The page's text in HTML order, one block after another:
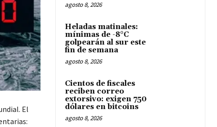
El
agosto 8, 2026
Heladas matinales:
mínimas de -8°C
golpearán al sur este
fin de semana
agosto 8, 2026
Cientos de fiscales
reciben correo
extorsivo: exigen 750
dólares en bitcoins
agosto 8, 2026